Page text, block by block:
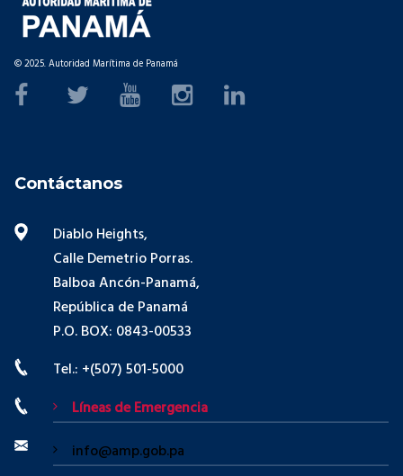
© 2025. Autoridad Marítima de Panamá
Contáctanos
Diablo Heights,
Calle Demetrio Porras.
Balboa Ancón-Panamá,
República de Panamá
P.O. BOX: 0843-00533
Tel.: +(507) 501-5000
Líneas de Emergencia
info@amp.gob.pa